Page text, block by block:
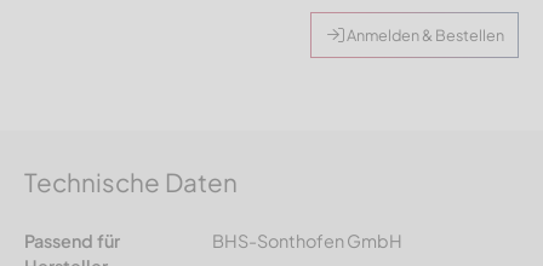
Anmelden & Bestellen
Technische Daten
Passend für
BHS-Sonthofen GmbH